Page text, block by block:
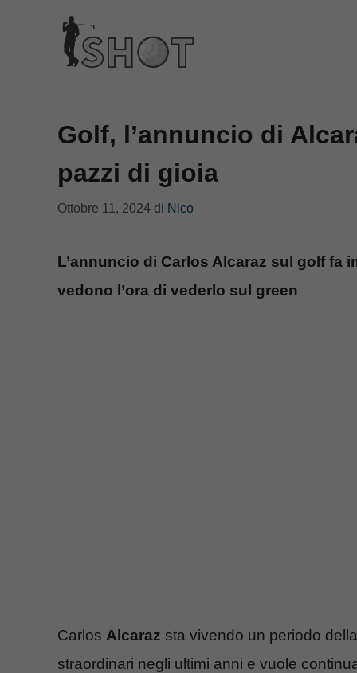
contenuto
Golf, l’annuncio di
pazzi di gioia
Ottobre 11, 2024 di Nico
L’annuncio di Carlos Alcaraz sul golf fa
vedono l’ora di vederlo sul green
Carlos Alcaraz sta vivendo un periodo
straordinari negli ultimi anni e vuole